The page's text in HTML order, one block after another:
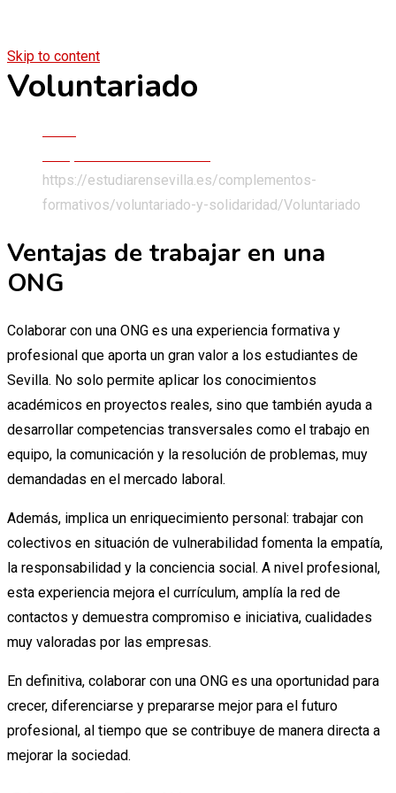
Skip to content
Voluntariado
https://estudiarensevilla.es/complementos-
formativos/voluntariado-y-solidaridad/Voluntariado
Ventajas de trabajar en una
ONG
Colaborar con una ONG es una experiencia formativa y
profesional que aporta un gran valor a los estudiantes de
Sevilla. No solo permite aplicar los conocimientos
académicos en proyectos reales, sino que también ayuda a
desarrollar competencias transversales como el trabajo en
equipo, la comunicación y la resolución de problemas, muy
demandadas en el mercado laboral.
Además, implica un enriquecimiento personal: trabajar con
colectivos en situación de vulnerabilidad fomenta la empatía,
la responsabilidad y la conciencia social. A nivel profesional,
esta experiencia mejora el currículum, amplía la red de
contactos y demuestra compromiso e iniciativa, cualidades
muy valoradas por las empresas.
En definitiva, colaborar con una ONG es una oportunidad para
crecer, diferenciarse y prepararse mejor para el futuro
profesional, al tiempo que se contribuye de manera directa a
mejorar la sociedad.
125